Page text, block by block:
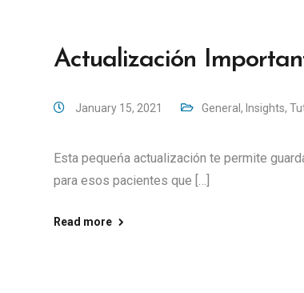
Actualización
January 15, 2021 General , Insights,
Esta pequeńa actualización te permite
para esos pacientes que […]
Read more